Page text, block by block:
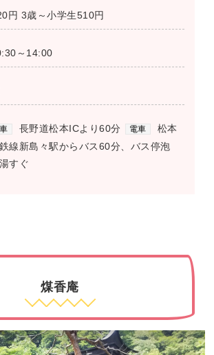
円 3歳～小学生510円
～14:00
車 長野道松本ICより60分 電車
松本
線新島々駅からバス60分、バス停泡
すぐ
煤香庵